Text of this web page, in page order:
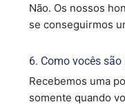
Não. Os nossos
se conseguirmos
6. Como vocês são
Recebemos uma
somente quando